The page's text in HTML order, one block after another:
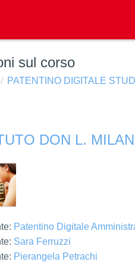
sul corso
PATENTINO DIGITALE
DON L.
Patentino Digitale
Sara Ferruzzi
Pierangela Petrachi